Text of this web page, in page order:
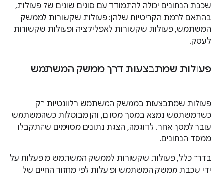
שכבת הנתונים יכולה להתמודד עם סוגים שונים של פעולות,
בהתאם לרמת הקריטיות שלהן: פעולות שקשורות לממשק
המשתמש, פעולות שקשורות לאפליקציה ופעולות שקשורות
לעסק.
פעולות שמתבצעות דרך ממשק המשתמש
פעולות שמתבצעות בממשק המשתמש רלוונטיות רק
כשהמשתמש נמצא במסך מסוים, והן מבוטלות כשהמשתמש
עובר למסך אחר. לדוגמה, הצגת נתונים מסוימים שהתקבלו
ממסד הנתונים.
בדרך כלל, פעולות שקשורות לממשק המשתמש מופעלות על
ידי שכבת ממשק המשתמש ופועלות לפי מחזור החיים של